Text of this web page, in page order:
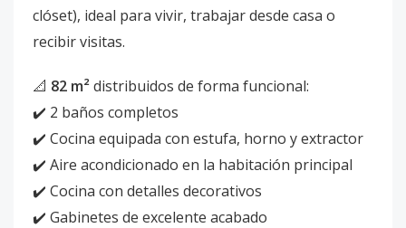
clóset), ideal para vivir, trabajar desde casa o
recibir visitas.
📐 82 m²distribuidos de forma funcional:
✔️ 2 baños completos
✔️ Cocina equipada con estufa, horno y extractor
✔️ Aire acondicionado en la habitación principal
✔️ Cocina con detalles decorativos
✔️ Gabinetes de excelente acabado